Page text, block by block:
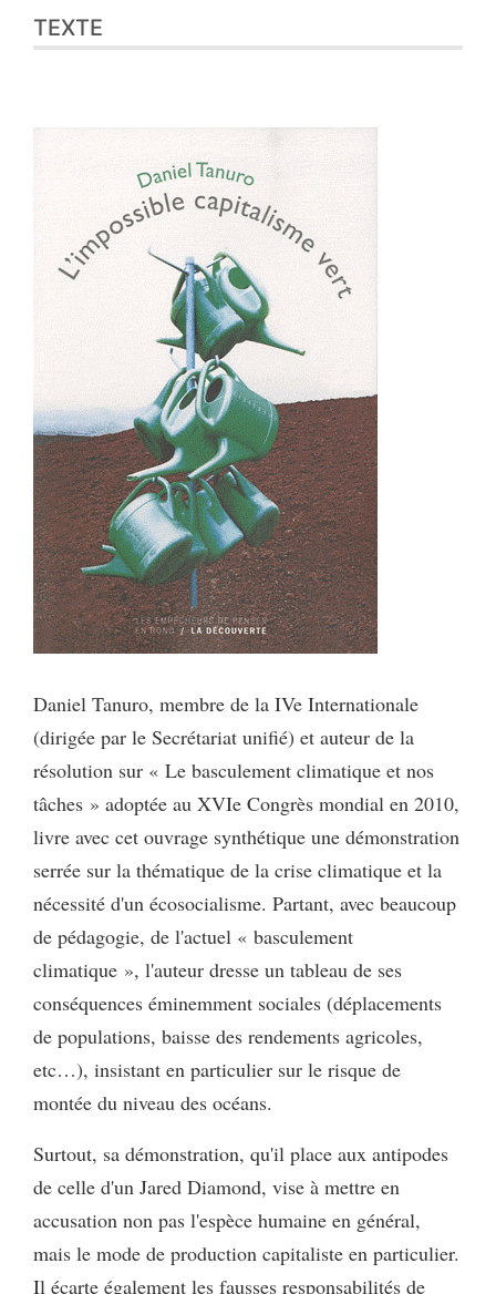
TEXTE
Daniel Tanuro, membre de la IVe Internationale
(dirigée par le Secrétariat unifié) et auteur de la
résolution sur « Le basculement climatique et nos
tâches » adoptée au XVIe Congrès mondial en 2010,
livre avec cet ouvrage synthétique une démonstration
serrée sur la thématique de la crise climatique et la
nécessité d'un écosocialisme. Partant, avec beaucoup
de pédagogie, de l'actuel « basculement
climatique », l'auteur dresse un tableau de ses
conséquences éminemment sociales (déplacements
de populations, baisse des rendements agricoles,
etc…), insistant en particulier sur le risque de
montée du niveau des océans.
Surtout, sa démonstration, qu'il place aux antipodes
de celle d'un Jared Diamond, vise à mettre en
accusation non pas l'espèce humaine en général,
mais le mode de production capitaliste en particulier.
Il écarte également les fausses responsabilités de